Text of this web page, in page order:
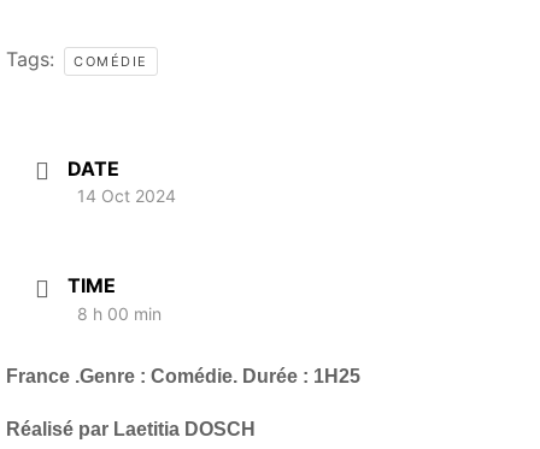
Tags: COMÉDIE
DATE
14 Oct 2024
TIME
8 h 00 min
France .Genre : Comédie. Durée : 1H25
Réalisé par Laetitia DOSCH